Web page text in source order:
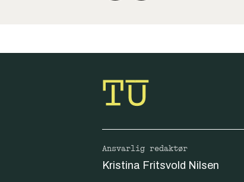
Ansvarlig redaktør
Kristina Fritsvold Nilsen